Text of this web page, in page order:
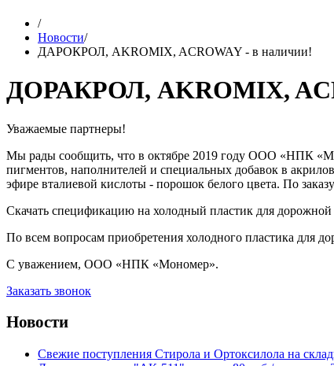
/
Новости/
ДАРОКРОЛ, AKROMIX, ACROWAY - в наличии!
ДОРАКРОЛ, AKROMIX,
Уважаемые партнеры!
Мы рады сообщить, что в октябре 2019 году ООО «НПК
пигментов, наполнителей и специальных добавок в
эфире вталиевой кислоты - порошок белого цвета. По
Скачать спецификацию на холодный пластик для дорожной
По всем вопросам приобретения холодного пластика для
С уважением, ООО «НПК «Мономер».
Заказать звонок
Новости
Свежие поступления Стирола и Ортоксилола на